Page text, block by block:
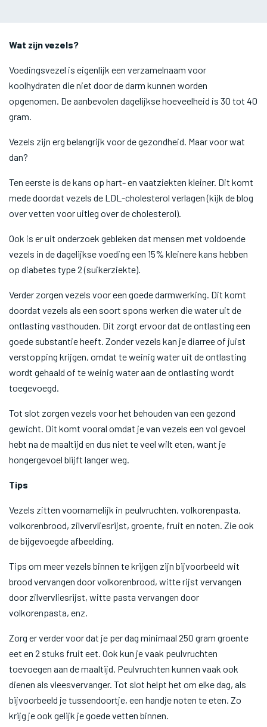
Wat zijn vezels?
Voedingsvezel is eigenlijk een verzamelnaam voor
koolhydraten die niet door de darm kunnen worden
opgenomen. De aanbevolen dagelijkse hoeveelheid is 30 tot 40
gram.
Vezels zijn erg belangrijk voor de gezondheid. Maar voor wat
dan?
Ten eerste is de kans op hart- en vaatziekten kleiner. Dit komt
mede doordat vezels de LDL-cholesterol verlagen (kijk de blog
over vetten voor uitleg over de cholesterol).
Ook is er uit onderzoek gebleken dat mensen met voldoende
vezels in de dagelijkse voeding een 15% kleinere kans hebben
op diabetes type 2 (suikerziekte).
Verder zorgen vezels voor een goede darmwerking. Dit komt
doordat vezels als een soort spons werken die water uit de
ontlasting vasthouden. Dit zorgt ervoor dat de ontlasting een
goede substantie heeft. Zonder vezels kan je diarree of juist
verstopping krijgen, omdat te weinig water uit de ontlasting
wordt gehaald of te weinig water aan de ontlasting wordt
toegevoegd.
Tot slot zorgen vezels voor het behouden van een gezond
gewicht. Dit komt vooral omdat je van vezels een vol gevoel
hebt na de maaltijd en dus niet te veel wilt eten, want je
hongergevoel blijft langer weg.
Tips
Vezels zitten voornamelijk in peulvruchten, volkorenpasta,
volkorenbrood, zilvervliesrijst, groente, fruit en noten. Zie ook
de bijgevoegde afbeelding.
Tips om meer vezels binnen te krijgen zijn bijvoorbeeld wit
brood vervangen door volkorenbrood, witte rijst vervangen
door zilvervliesrijst, witte pasta vervangen door
volkorenpasta, enz.
Zorg er verder voor dat je per dag minimaal 250 gram groente
eet en 2 stuks fruit eet. Ook kun je vaak peulvruchten
toevoegen aan de maaltijd. Peulvruchten kunnen vaak ook
dienen als vleesvervanger. Tot slot helpt het om elke dag, als
bijvoorbeeld je tussendoortje, een handje noten te eten. Zo
krijg je ook gelijk je goede vetten binnen.